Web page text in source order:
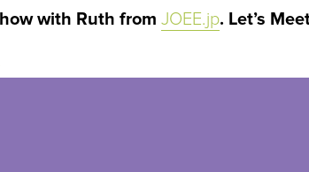
with Ruth from JOEE.jp. Let’s